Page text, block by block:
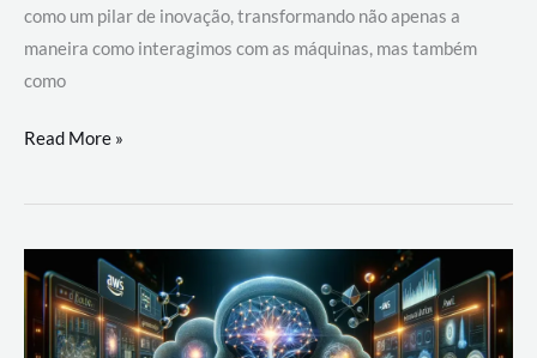
como um pilar de inovação, transformando não apenas a
maneira como interagimos com as máquinas, mas também
como
Desenvolvimento
um
com
AWS
Read More »